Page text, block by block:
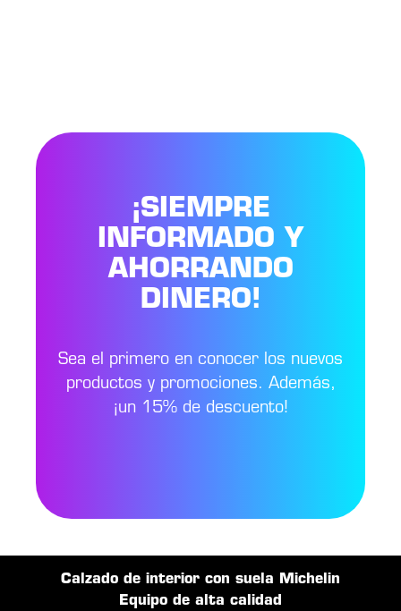
¡SIEMPRE
INFORMADO Y
AHORRANDO
DINERO!
Sea el primero en conocer los nuevos
productos y promociones. Además,
¡un 15% de descuento!
Calzado de interior con suela Michelin
Equipo de alta calidad